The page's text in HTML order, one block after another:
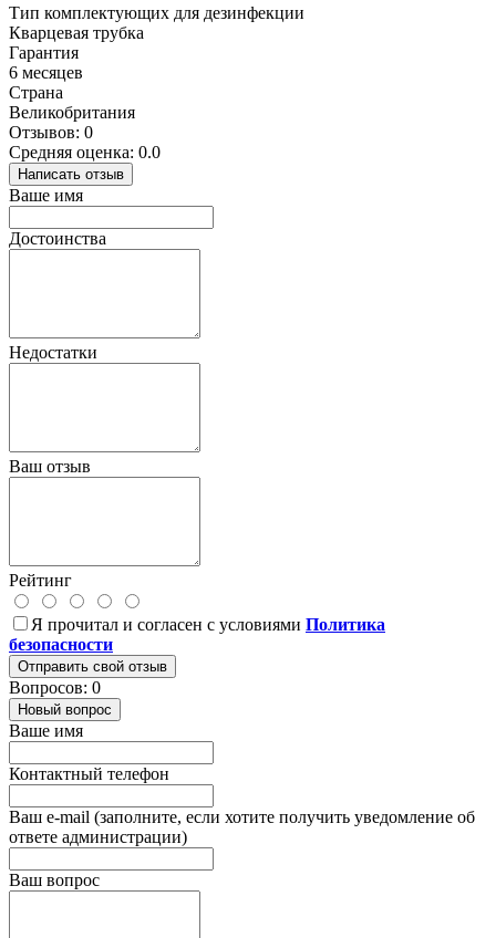
Тип комплектующих для дезинфекции
Кварцевая трубка
Гарантия
6 месяцев
Страна
Великобритания
Отзывов: 0
Средняя оценка: 0.0
Написать отзыв
Ваше имя
Достоинства
Недостатки
Ваш отзыв
Рейтинг
Я прочитал и согласен с условиями Политика
безопасности
Отправить свой отзыв
Вопросов: 0
Новый вопрос
Ваше имя
Контактный телефон
Ваш e-mail (заполните, если хотите получить уведомление об
ответе администрации)
Ваш вопрос